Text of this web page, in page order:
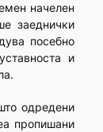
начелен
заеднички
посебно
и
одредени
пропишани